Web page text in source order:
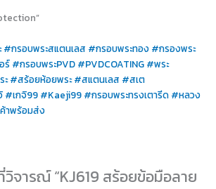
#กรอบพระสแตนเลส #กรอบพระทอง #กรองพระ
ร์#กรอบพระPVD #PVDCOATING #พระ
ะ #สร้อยห้อยพระ #สแตนเลส #สเต
#เกจิ99 #Kaeji99 #กรอบพระทรงเตารีด #หลวง
าพร้อมส่ง
จารณ์ “KJ619 สร้อยข้อมือลาย